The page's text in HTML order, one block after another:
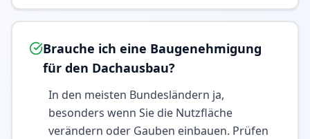
Brauche ich eine Baugenehmigung
für den Dachausbau?
In den meisten Bundesländern ja,
besonders wenn Sie die Nutzfläche
verändern oder Gauben einbauen. Prüfen